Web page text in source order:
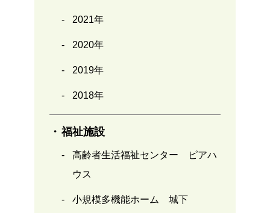
2021年
2020年
2019年
2018年
福祉施設
高齢者生活福祉センター ピアハ
ウス
小規模多機能ホーム 城下